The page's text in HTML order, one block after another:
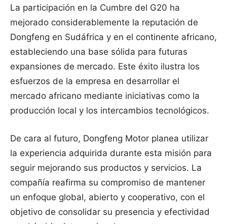
La participación en la Cumbre del G20 ha
mejorado considerablemente la reputación de
Dongfeng en Sudáfrica y en el continente africano,
estableciendo una base sólida para futuras
expansiones de mercado. Este éxito ilustra los
esfuerzos de la empresa en desarrollar el
mercado africano mediante iniciativas como la
producción local y los intercambios tecnológicos.
De cara al futuro, Dongfeng Motor planea utilizar
la experiencia adquirida durante esta misión para
seguir mejorando sus productos y servicios. La
compañía reafirma su compromiso de mantener
un enfoque global, abierto y cooperativo, con el
objetivo de consolidar su presencia y efectividad